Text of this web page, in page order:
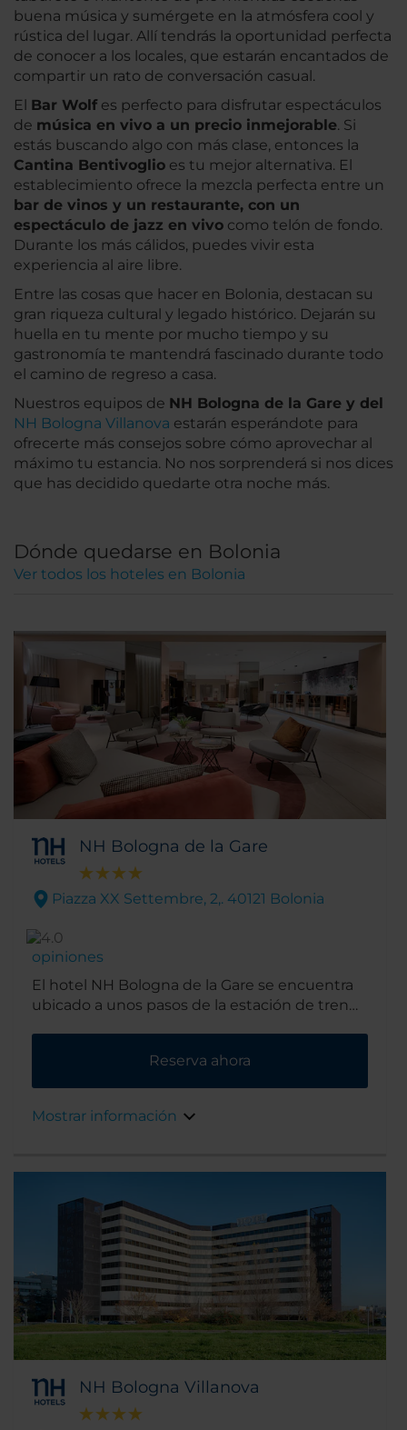
buena música y sumérgete en la atmósfera cool y
rústica del lugar. Allí tendrás la oportunidad perfecta
de conocer a los locales, que estarán encantados de
compartir un rato de conversación casual.
El Bar Wolf es perfecto para disfrutar espectáculos
de música en vivo a un precio inmejorable. Si
estás buscando algo con más clase, entonces la
Cantina Bentivoglio es tu mejor alternativa. El
establecimiento ofrece la mezcla perfecta entre un
bar de vinos y un restaurante, con un
espectáculo de jazz en vivo como telón de fondo.
Durante los más cálidos, puedes vivir esta
experiencia al aire libre.
Entre las cosas que hacer en Bolonia, destacan su
gran riqueza cultural y legado histórico. Dejarán su
huella en tu mente por mucho tiempo y su
gastronomía te mantendrá fascinado durante todo
el camino de regreso a casa.
Nuestros equipos de NH Bologna de la Gare y del
NH Bologna Villanova estarán esperándote para
ofrecerte más consejos sobre cómo aprovechar al
máximo tu estancia. No nos sorprenderá si nos dices
que has decidido quedarte otra noche más.
Dónde quedarse en Bolonia
Ver todos los hoteles en Bolonia
NH Bologna de la Gare
Piazza XX Settembre, 2,. 40121 Bolonia
opiniones
El hotel NH Bologna de la Gare se encuentra
ubicado a unos pasos de la estación de tren
restaurantes, y también de los lugares de
mayor interés turístico, como la Piazza
negocios como el Recinto Ferial de Bolonia
Reserva ahora
Mostrar información
NH Bologna Villanova